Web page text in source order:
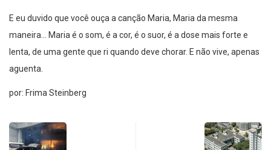
E eu duvido que você ouça a canção Maria, Maria da mesma
maneira… Maria é o som, é a cor, é o suor, é a dose mais forte e
lenta, de uma gente que ri quando deve chorar. E não vive, apenas
aguenta.
por: Frima Steinberg